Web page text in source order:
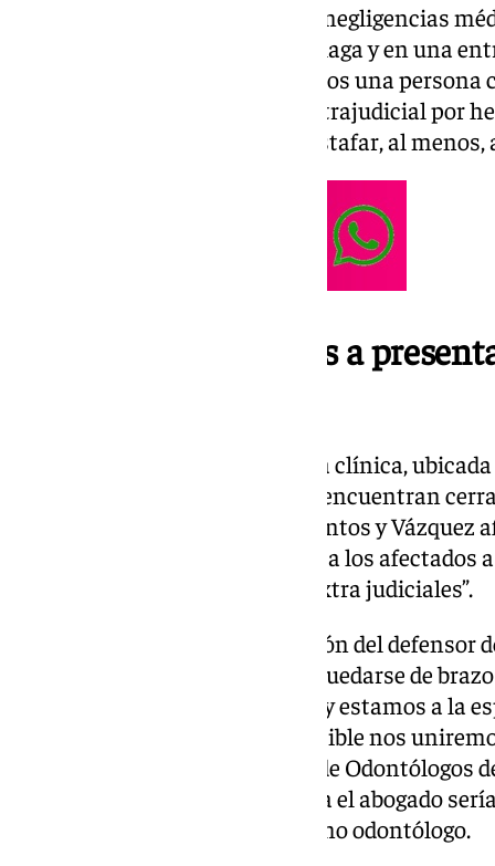
Damián Vázquez es experto en negligencias
de Defensor del Paciente en Málaga y en una
confirmado que “ya hace dos años una
interponer una reclamación extrajudicial por
odontólogo acusado ahora de estafar, al menos,
Anima a los afectados a
Ahora la historia se repite. En la clínica,
leer un cartel que refleja que se encuentran
visto suspendidos sus tratamientos y
pare reclamar y por ello “anima a los
o llevar a cabo reclamaciones extra judiciales”.
En lo que respecta a la Asociación del defensor
abogado, la intención de no es quedarse de
constancia de varias afectadas y estamos a la
documentaciones y si fuese posible nos
Vázquez espera que “el Colegio de Odontólogos
otro de los objetivos que plantea el abogado
profesional para el ejercicio como odontólogo.